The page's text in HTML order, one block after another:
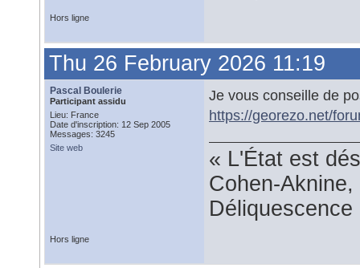
Hors ligne
Thu 26 February 2026 11:19
Pascal Boulerie
Participant assidu
Lieu: France
Date d'inscription: 12 Sep 2005
Messages: 3245
Site web
Je vous conseille de
https://georezo.net/
« L'État est
Cohen-
Hors ligne